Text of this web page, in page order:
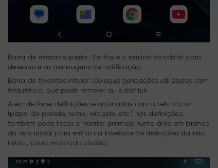
Barra de estado superior: Verifique o estado do tablet para
desenho e as mensagens de notificação.
Barra de favoritos inferior: Coloque aplicações utilizadas com
frequência, que pode remover ou substituir.
Além de fazer definições relacionadas com a tela inicial
(papel de parede, tema, widgets, etc.) nas definições,
também pode tocar e manter premido numa área em branco
da tela inicial para entrar na interface de definições da tela
inicial, como mostrado abaixo: